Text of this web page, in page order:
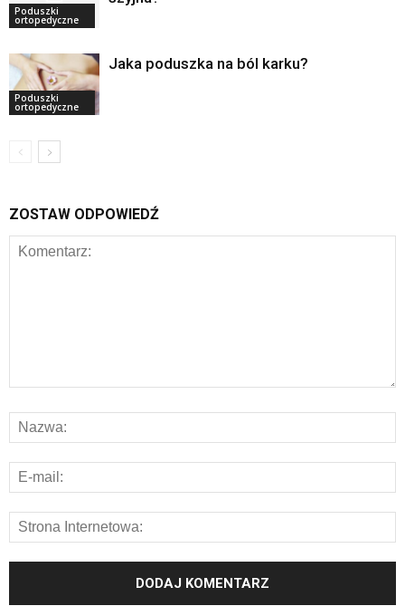
Poduszki
ortopedyczne
Poduszki
ortopedyczne
Jaka poduszka na ból karku?
ZOSTAW ODPOWIEDŹ